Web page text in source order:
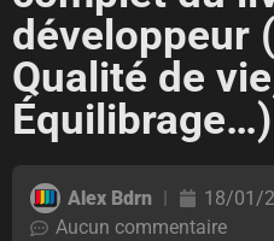
développeur
Qualité de
Équilibrage…)
Alex Bdrn 18/01/
Aucun commentaire